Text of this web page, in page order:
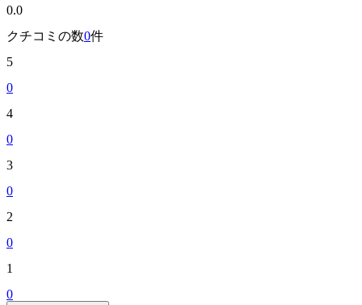
0.0
クチコミの数0件
5
0
4
0
3
0
2
0
1
0